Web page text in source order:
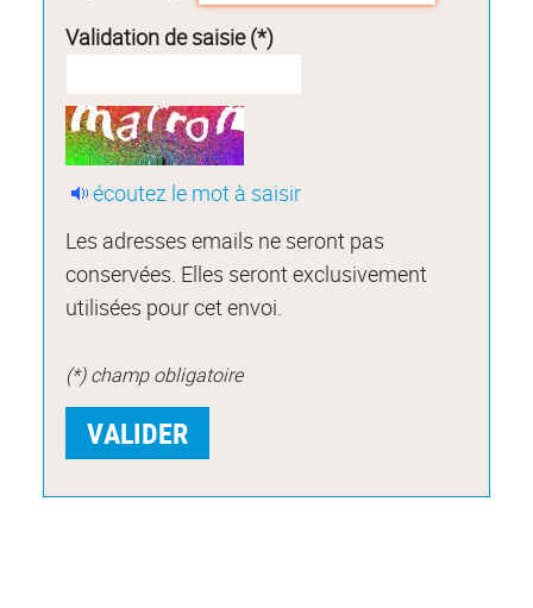
Validation de saisie (*)
écoutez le mot à saisir
Les adresses emails ne seront pas
conservées. Elles seront exclusivement
utilisées pour cet envoi.
(*) champ obligatoire